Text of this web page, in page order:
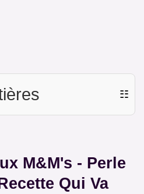
☷
M&M's - Perle
Qui Va